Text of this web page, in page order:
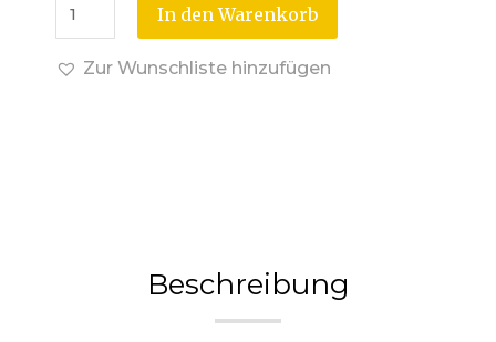
In den Warenkorb
Zur Wunschliste hinzufügen
Beschreibung